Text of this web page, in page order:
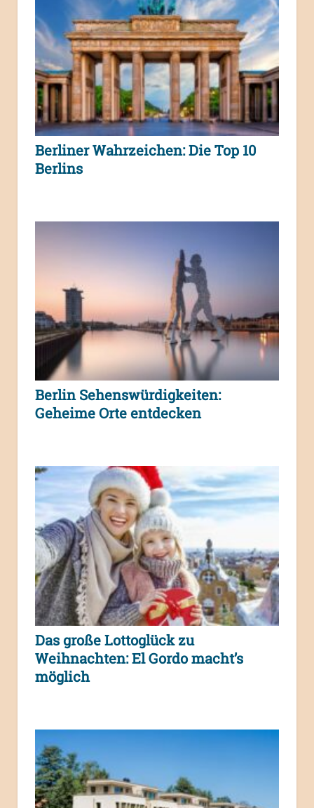
Berliner Wahrzeichen: Die Top 10
Berlins
Berlin Sehenswürdigkeiten:
Geheime Orte entdecken
Das große Lottoglück zu
Weihnachten: El Gordo macht’s
möglich